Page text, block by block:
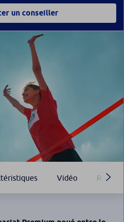
un conseiller
Vidéo